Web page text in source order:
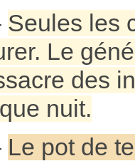
Seules les
Le
des
nuit.
Le pot de